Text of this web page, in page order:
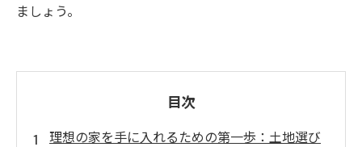
ましょう。
目次
理想の家を手に入れるための第一歩：土地選び